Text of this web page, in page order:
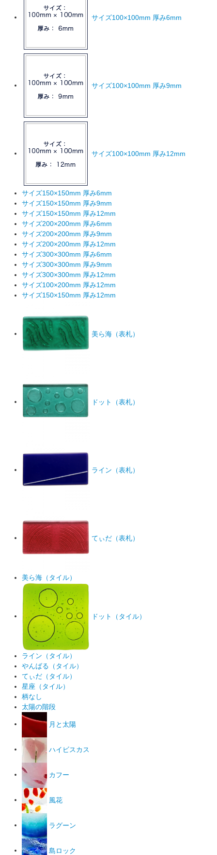
サイズ100×100mm 厚み6mm
サイズ100×100mm 厚み9mm
サイズ100×100mm 厚み12mm
サイズ150×150mm 厚み6mm
サイズ150×150mm 厚み9mm
サイズ150×150mm 厚み12mm
サイズ200×200mm 厚み6mm
サイズ200×200mm 厚み9mm
サイズ200×200mm 厚み12mm
サイズ300×300mm 厚み6mm
サイズ300×300mm 厚み9mm
サイズ300×300mm 厚み12mm
サイズ100×200mm 厚み12mm
サイズ150×150mm 厚み12mm
美ら海（表札）
ドット（表札）
ライン（表札）
てぃだ（表札）
美ら海（タイル）
ドット（タイル）
ライン（タイル）
やんばる（タイル）
てぃだ（タイル）
星座（タイル）
柄なし
太陽の階段
月と太陽
ハイビスカス
カフー
風花
ラグーン
島ロック